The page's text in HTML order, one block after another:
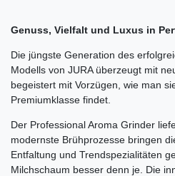
Genuss, Vielfalt und Luxus in
Die jüngste Generation des
Modells von JURA überzeugt mit
begeistert mit Vorzügen, wie man
Premiumklasse findet.
Der Professional Aroma Grinder
modernste Brühprozesse bringen
Entfaltung und Trendspezialitäten
Milchschaum besser denn je. Die